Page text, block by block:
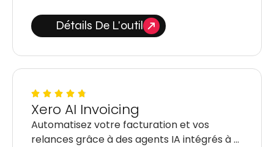
Détails De L'outil
Xero AI Invoicing
Automatisez votre facturation et vos
relances grâce à des agents IA intégrés à …